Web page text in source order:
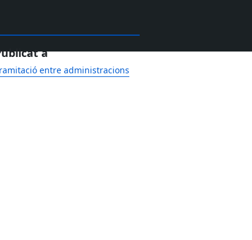
a
entre administracions